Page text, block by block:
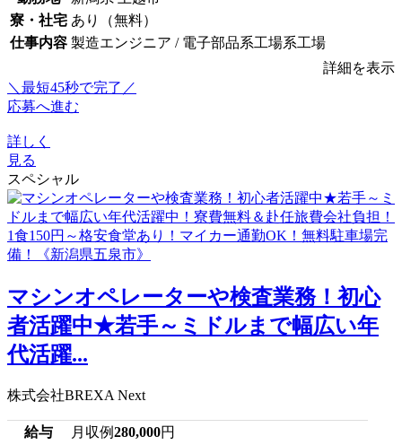
寮・社宅 あり（無料）
仕事内容 製造エンジニア / 電子部品系工場系工場
詳細を表示
＼最短45秒で完了／
応募へ進む
詳しく
見る
スペシャル
マシンオペレーターや検査業務！初心
者活躍中★若手～ミドルまで幅広い年
代活躍...
株式会社BREXA Next
給与 月収例280,000円